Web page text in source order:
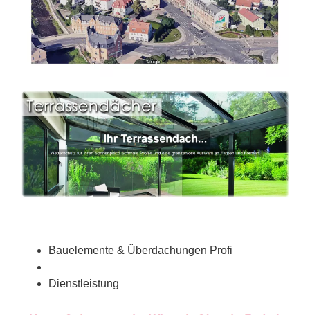
Bauelemente & Überdachungen Profi
Dienstleistung